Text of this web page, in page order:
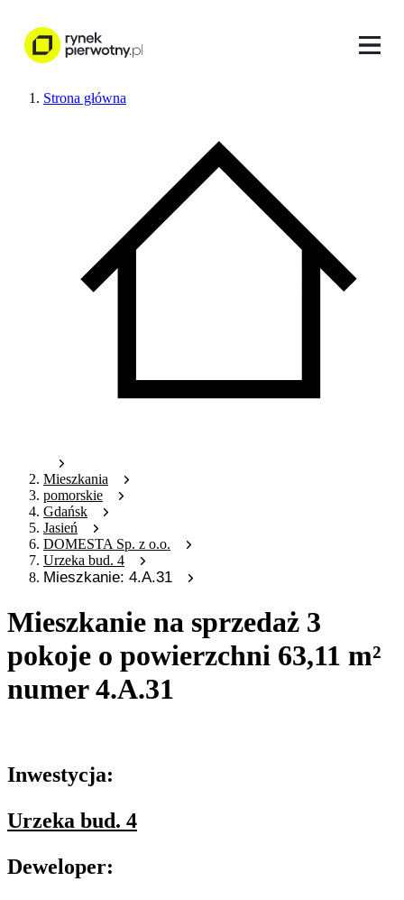
Strona główna
Mieszkania
pomorskie
Gdańsk
Jasień
DOMESTA Sp. z o.o.
Urzeka bud. 4
Mieszkanie: 4.A.31
Mieszkanie na sprzedaż 3
pokoje o powierzchni 63,11 m²
numer 4.A.31
Inwestycja:
Urzeka bud. 4
Deweloper: